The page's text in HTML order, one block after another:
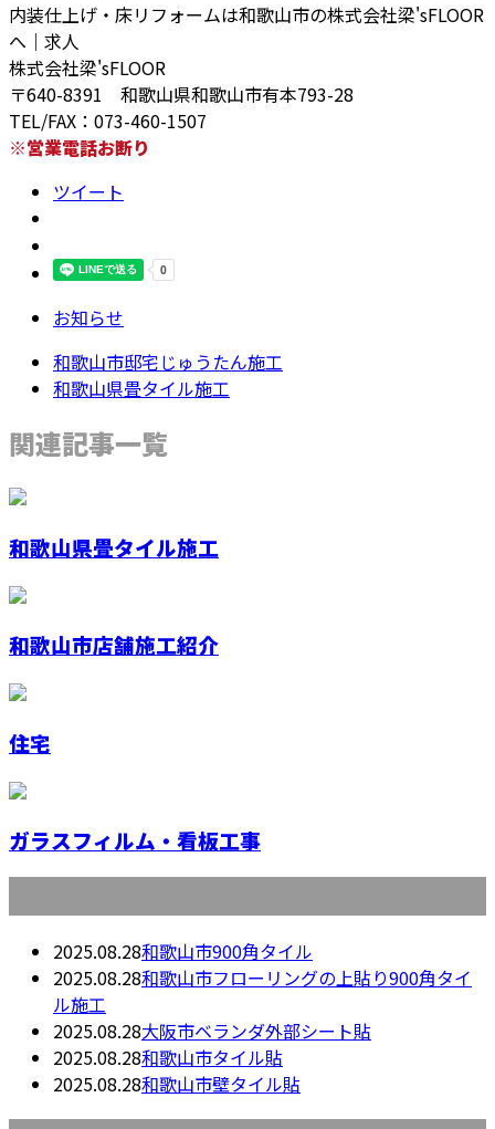
内装仕上げ・床リフォームは和歌山市の株式会社梁'sFLOOR
へ｜求人
株式会社梁'sFLOOR
〒640-8391 和歌山県和歌山市有本793-28
TEL/FAX：073-460-1507
※営業電話お断り
ツイート
お知らせ
和歌山市邸宅じゅうたん施工
和歌山県畳タイル施工
関連記事一覧
和歌山県畳タイル施工
和歌山市店舗施工紹介
住宅
ガラスフィルム・看板工事
2025.08.28和歌山市900角タイル
2025.08.28和歌山市フローリングの上貼り900角タイ
ル施工
2025.08.28大阪市ベランダ外部シート貼
2025.08.28和歌山市タイル貼
2025.08.28和歌山市壁タイル貼